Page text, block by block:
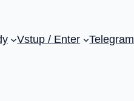
Vstup / Enter Telegram